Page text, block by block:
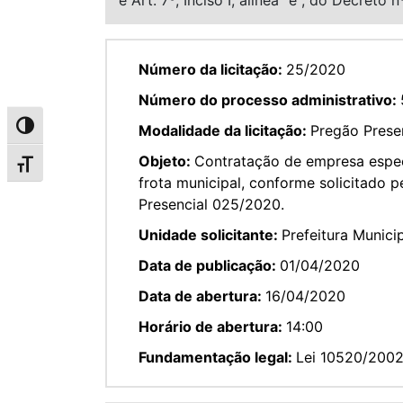
Alternar alto contraste
Alternar tamanho da fonte
Número da licitação: 25/2020
Número do processo administrativo:
Modalidade da licitação: Pregão
Objeto: Contratação de empresa
frota municipal, conforme solicitado
Presencial 025/2020.
Unidade solicitante: Prefeitura
Data de publicação: 01/04/2020
Data de abertura: 16/04/2020
Horário de abertura: 14:00
Fundamentação legal: Lei 10520/2002